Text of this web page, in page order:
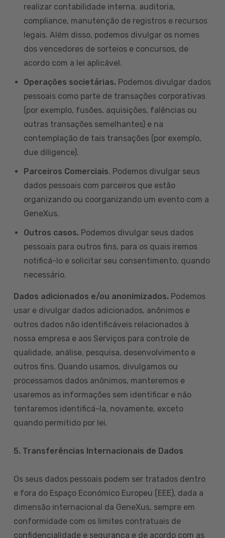
realizar contabilidade interna, auditoria,
compliance, manutenção de registros e recursos
legais. Além disso, podemos divulgar os nomes
dos vencedores de sorteios e concursos, de
acordo com a lei aplicável.
Operações societárias. Podemos divulgar dados
pessoais como parte de transações corporativas
(por exemplo, fusões, aquisições, falências ou
outras transações semelhantes) e na
contemplação de tais transações (por exemplo,
due diligence).
Parceiros Comerciais. Podemos divulgar seus
dados pessoais com parceiros que estão
organizando ou coorganizando um evento com a
GeneXus.
Outros casos. Podemos divulgar seus dados
pessoais para outros fins, para os quais iremos
notificá-lo e solicitar seu consentimento, quando
necessário.
Dados adicionados e/ou anonimizados. Podemos
usar e divulgar dados adicionados, anônimos e
outros dados não identificáveis relacionados à
nossa empresa e aos Serviços para controle de
qualidade, análise, pesquisa, desenvolvimento e
outros fins. Quando usamos, divulgamos ou
processamos dados anônimos, manteremos e
usaremos as informações sem identificar e não
tentaremos identificá-la, novamente, exceto
quando permitido por lei.
5. Transferências Internacionais de Dados
Os seus dados pessoais podem ser tratados dentro
e fora do Espaço Económico Europeu (EEE), dada a
dimensão internacional da GeneXus, sempre em
conformidade com os limites contratuais de
confidencialidade e segurança e de acordo com as